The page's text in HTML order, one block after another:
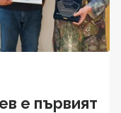
е първият